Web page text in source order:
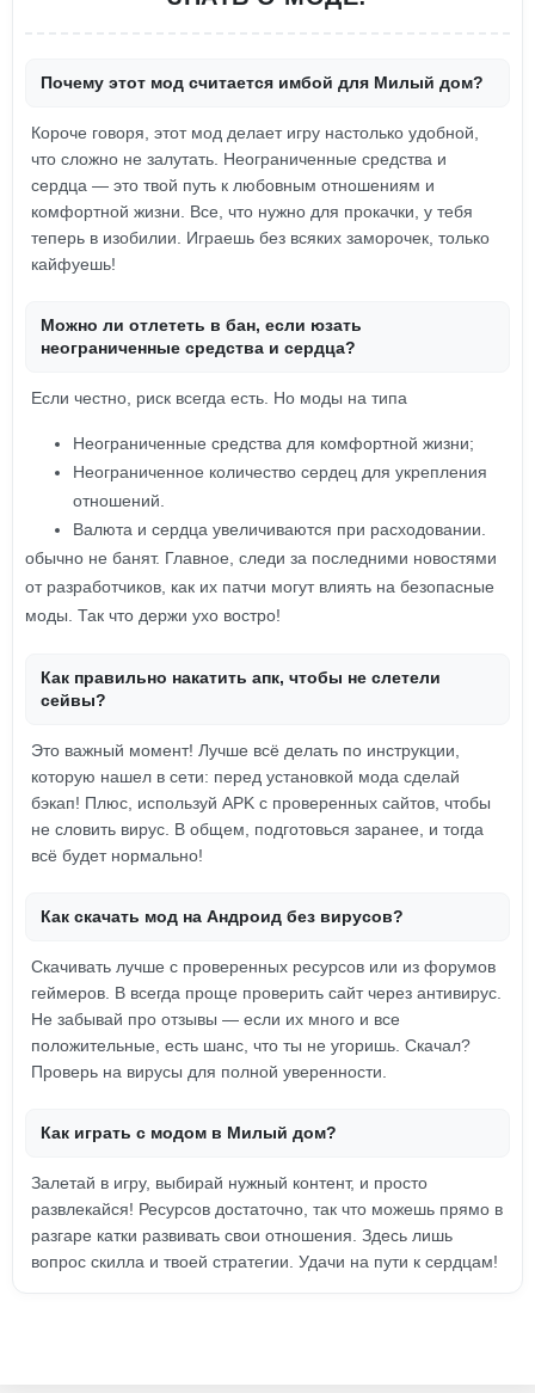
Почему этот мод считается имбой для Милый дом?
Короче говоря, этот мод делает игру настолько удобной,
что сложно не залутать. Неограниченные средства и
сердца — это твой путь к любовным отношениям и
комфортной жизни. Все, что нужно для прокачки, у тебя
теперь в изобилии. Играешь без всяких заморочек, только
кайфуешь!
Можно ли отлететь в бан, если юзать
неограниченные средства и сердца?
Если честно, риск всегда есть. Но моды на типа
Неограниченные средства для комфортной жизни;
Неограниченное количество сердец для укрепления
отношений.
Валюта и сердца увеличиваются при расходовании.
обычно не банят. Главное, следи за последними новостями
от разработчиков, как их патчи могут влиять на безопасные
моды. Так что держи ухо востро!
Как правильно накатить апк, чтобы не слетели
сейвы?
Это важный момент! Лучше всё делать по инструкции,
которую нашел в сети: перед установкой мода сделай
бэкап! Плюс, используй APK с проверенных сайтов, чтобы
не словить вирус. В общем, подготовься заранее, и тогда
всё будет нормально!
Как скачать мод на Андроид без вирусов?
Скачивать лучше с проверенных ресурсов или из форумов
геймеров. В всегда проще проверить сайт через антивирус.
Не забывай про отзывы — если их много и все
положительные, есть шанс, что ты не угоришь. Скачал?
Проверь на вирусы для полной уверенности.
Как играть с модом в Милый дом?
Залетай в игру, выбирай нужный контент, и просто
развлекайся! Ресурсов достаточно, так что можешь прямо в
разгаре катки развивать свои отношения. Здесь лишь
вопрос скилла и твоей стратегии. Удачи на пути к сердцам!